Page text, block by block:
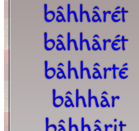
bâhhârét
bâhhârét
bâhhârté
bâhhâr